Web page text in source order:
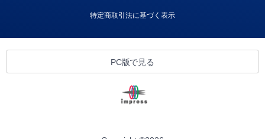
特定商取引法に基づく表示
PC版で見る